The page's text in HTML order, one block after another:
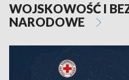
WOJSKOWOŚĆ I
NARODOWE